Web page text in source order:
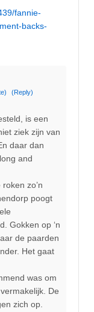
fannie-
backs-
(Reply)
is een
ziek zijn van
daar dan
and
zo’n
poogt
Gokken op ‘n
de paarden
Het gaat
was om
De
zich op.